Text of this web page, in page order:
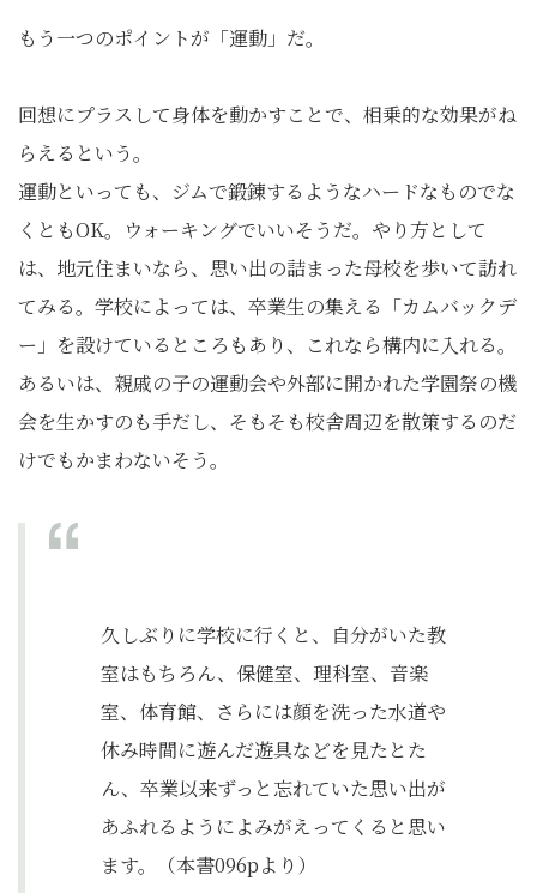
もう一つのポイントが「運動」だ。
回想にプラスして身体を動かすことで、相乗的な効果がね
らえるという。
運動といっても、ジムで鍛錬するようなハードなものでな
くともOK。ウォーキングでいいそうだ。やり方として
は、地元住まいなら、思い出の詰まった母校を歩いて訪れ
てみる。学校によっては、卒業生の集える「カムバックデ
ー」を設けているところもあり、これなら構内に入れる。
あるいは、親戚の子の運動会や外部に開かれた学園祭の機
会を生かすのも手だし、そもそも校舎周辺を散策するのだ
けでもかまわないそう。
久しぶりに学校に行くと、自分がいた教
室はもちろん、保健室、理科室、音楽
室、体育館、さらには顔を洗った水道や
休み時間に遊んだ遊具などを見たとた
ん、卒業以来ずっと忘れていた思い出が
あふれるようによみがえってくると思い
ます。（本書096pより）